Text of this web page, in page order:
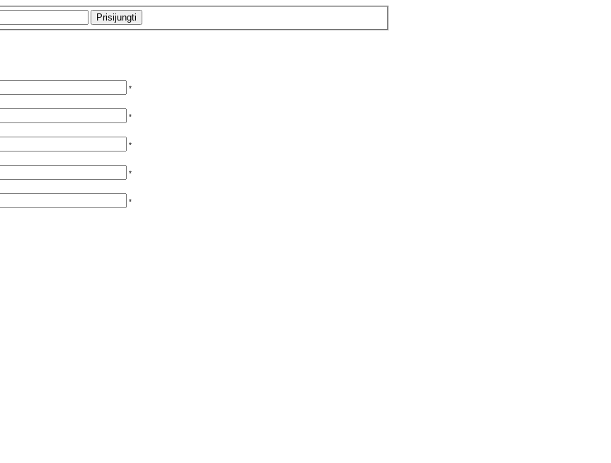
*
*
*
*
*